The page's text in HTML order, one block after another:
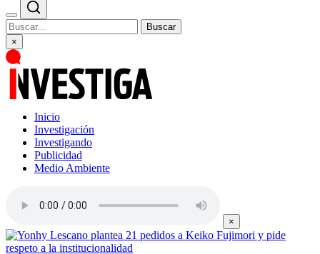
Buscar
×
Inicio
Investigación
Investigando
Publicidad
Medio Ambiente
×